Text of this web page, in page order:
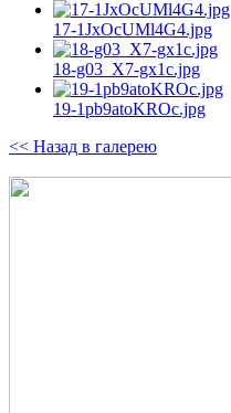
17-1JxOcUMl4G4.jpg
18-g03_X7-gx1c.jpg
19-1pb9atoKROc.jpg
<< Назад в галерею